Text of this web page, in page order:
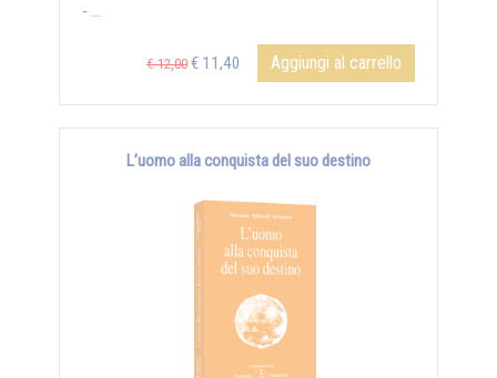
- ...
€ 12,00 € 11,40 Aggiungi al carrello
L’uomo alla conquista del suo destino